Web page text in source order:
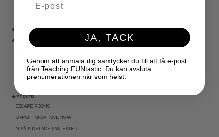
ENGELSKA HÖGFREKVENTA ORD
★ UTOMHUSPEDAGOGIK
★ ANDRA ÄMNEN
SAMHÄLLSKUNSKAP
NATURVETENSKAP
★ SERIER
ESCAPE ROOMS
UPPGIFTSKORT SVENSKA
NIVÅINDELADE LÄSTEXTER
JA, TACK
Genom att anmäla dig samtycker du till att få e-post
från Teaching FUNtastic. Du kan avsluta
prenumerationen när som helst.